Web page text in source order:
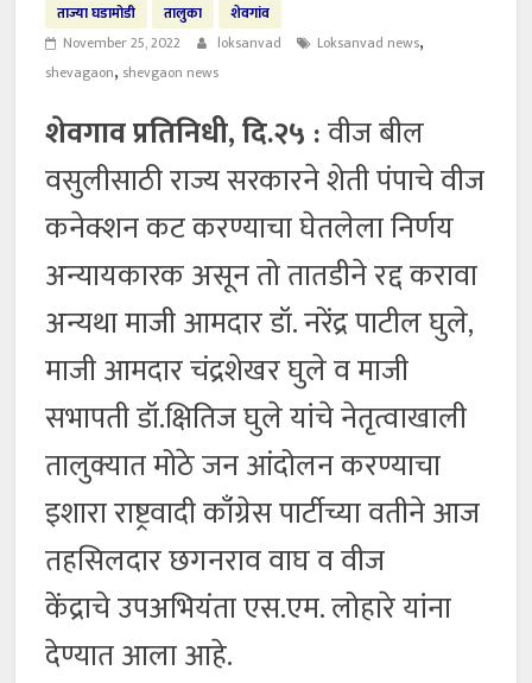
ताज्या घडामोडी तालुका
शेवगांव
November 25, 2022
loksanvad Loksanvad news,
shevagaon, shevgaon news
शेवगाव प्रतिनिधी, दि.२५ :वीज बील
वसुलीसाठी राज्य सरकारने शेती पंपाचे वीज
कनेक्शन कट करण्याचा घेतलेला निर्णय
अन्यायकारक असून तो तातडीने रद्द करावा
अन्यथा माजी आमदार डॉ. नरेंद्र पाटील घुले,
माजी आमदार चंद्रशेखर घुले व माजी
सभापती डॉ.क्षितिज घुले यांचे नेतृत्वाखाली
तालुक्यात मोठे जन आंदोलन करण्याचा
इशारा राष्ट्रवादी काँग्रेस पार्टीच्या वतीने आज
तहसिलदार छगनराव वाघ व वीज
केंद्राचे उपअभियंता एस.एम. लोहारे यांना
देण्यात आला आहे.